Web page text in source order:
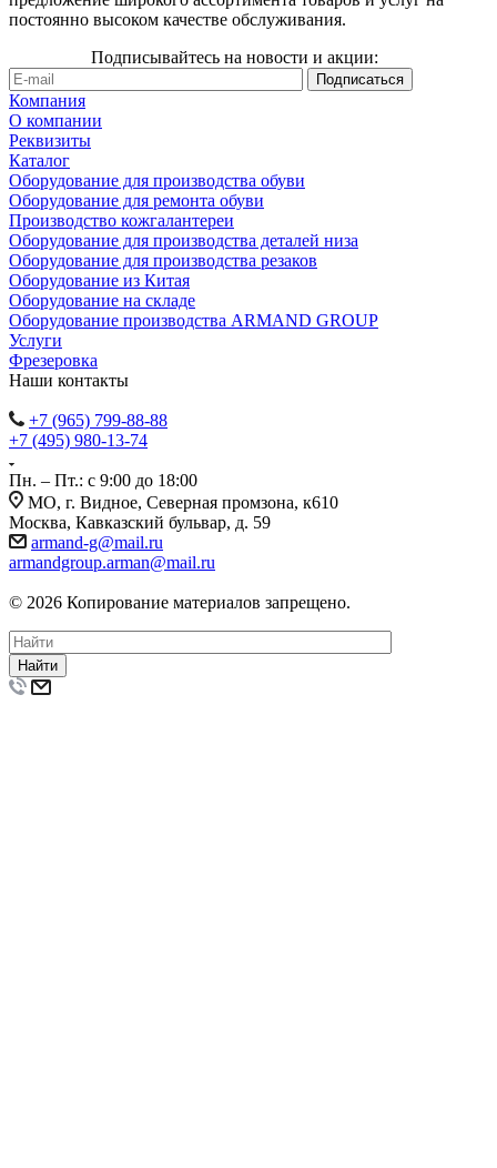
постоянно высоком качестве обслуживания.
Подписывайтесь на новости и акции:
Компания
О компании
Реквизиты
Каталог
Оборудование для производства обуви
Оборудование для ремонта обуви
Производство кожгалантереи
Оборудование для производства деталей низа
Оборудование для производства резаков
Оборудование из Китая
Оборудование на складе
Оборудование производства ARMAND GROUP
Услуги
Фрезеровка
Наши контакты
+7 (965) 799-88-88
+7 (495) 980-13-74
Пн. – Пт.: с 9:00 до 18:00
МО, г. Видное, Северная промзона, к610
Москва, Кавказский бульвар, д. 59
armand-g@mail.ru
armandgroup.arman@mail.ru
© 2026 Копирование материалов запрещено.
Найти